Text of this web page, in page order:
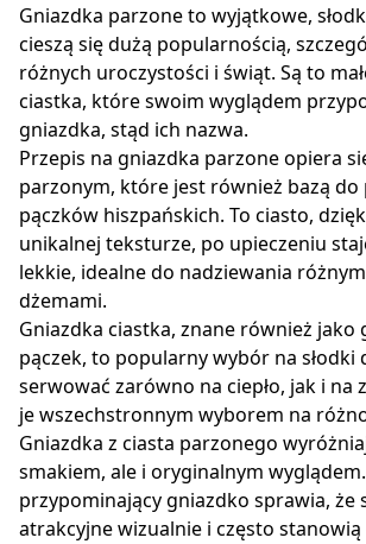
Gniazdka parzone to wyjątkowe,
cieszą się dużą popularnością,
różnych uroczystości i świąt. Są to
ciastka, które swoim wyglądem
gniazdka, stąd ich nazwa.
Przepis na gniazdka parzone opiera
parzonym, które jest również bazą
pączków hiszpańskich. To ciasto,
unikalnej teksturze, po upieczeniu
lekkie, idealne do nadziewania
dżemami.
Gniazdka ciastka, znane również jako
pączek, to popularny wybór na słodki
serwować zarówno na ciepło, jak i na
je wszechstronnym wyborem na
Gniazdka z ciasta parzonego
smakiem, ale i oryginalnym
przypominający gniazdko sprawia, że
atrakcyjne wizualnie i często stanowią